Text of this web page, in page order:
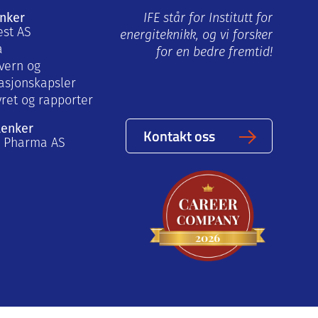
AS
og
og rapporter
AS
IFE står for Institutt for
energiteknikk, og vi forsker
for en bedre fremtid!
Kontakt oss